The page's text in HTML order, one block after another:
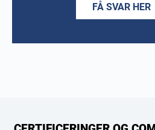
FÅ SVAR HER